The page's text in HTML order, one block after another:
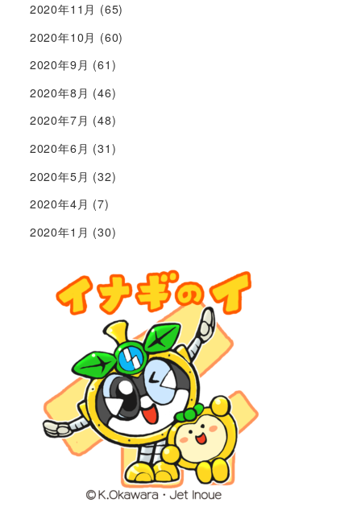
2020年11月 (65)
2020年10月 (60)
2020年9月 (61)
2020年8月 (46)
2020年7月 (48)
2020年6月 (31)
2020年5月 (32)
2020年4月 (7)
2020年1月 (30)